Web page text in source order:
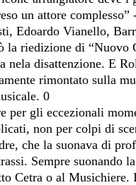
un attore
Edoardo Vianello,
riedizione di “Nuovo
nela disattenzione. E
rimontato sulla
0
per gli eccezionali
non per colpi di
che la suonava di
Sempre suonando
Cetra o al